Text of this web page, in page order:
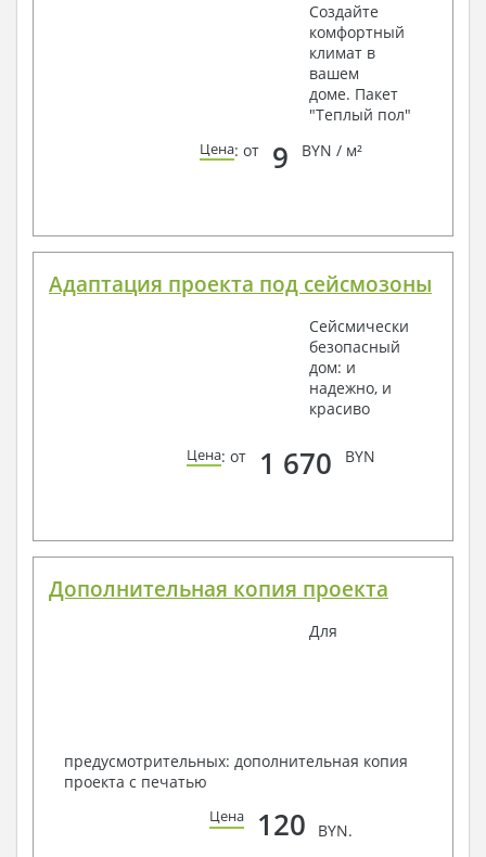
Создайте
комфортный
климат в
вашем
доме. Пакет
"Теплый пол"
Цена: от 9 BYN / м²
Адаптация проекта под сейсмозоны
Сейсмически
безопасный
дом: и
надежно, и
красиво
Цена: от 1 670 BYN
Дополнительная копия проекта
Для
предусмотрительных: дополнительная копия
проекта с печатью
Цена 120 BYN.